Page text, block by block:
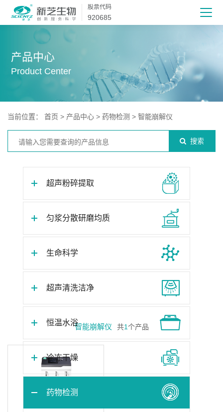
股票代码
920685
产品中心
Product Center
当前位置： 首页 > 产品中心 > 药物检测 > 智能崩解仪
搜索
超声粉碎提取
匀浆分散研磨均质
生命科学
超声清洗洁净
恒温水浴
冷冻干燥
药物检测
智能崩解仪 共1个产品